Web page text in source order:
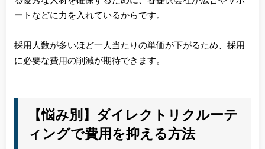
ートなどに力を入れているからです。
採用人数が多いほど一人当たりの単価が下がるため、採用
に必要な費用の削減が期待できます。
【悩み別】ダイレクトリクルーテ
ィングで費用を抑える方法